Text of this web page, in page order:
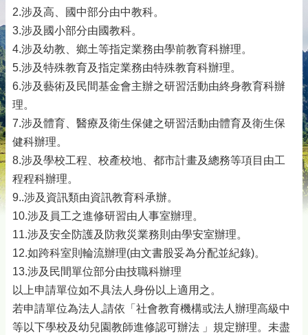
2.涉及高、國中部分由中教科。
3.涉及國小部分由國教科。
4.涉及幼教、鄉土等指定業務由學前教育科辦理。
5.涉及特殊教育及指定業務由特殊教育科辦理。
6.涉及藝術及民間基金會主辦之研習活動由終身教育科辦
理。
7.涉及體育、醫療及衛生保健之研習活動由體育及衛生保
健科辦理。
8.涉及學校工程、校產校地、都市計畫及總務等項目由工
程程科辦理。
9..涉及資訊類由資訊教育科承辦。
10.涉及員工之進修研習由人事室辦理。
11.涉及安全防護及防救災業務則由學安室辦理。
12.如跨科室則輪流辦理(由文書股妥為分配並紀錄)。
13.涉及民間單位部分由技職科辦理
以上申請單位如不具法人身份以上適用之。
若申請單位為法人,請依「社會教育機構或法人辦理高級中
等以下學校及幼兒園教師進修認可辦法 」規定辦理。未盡